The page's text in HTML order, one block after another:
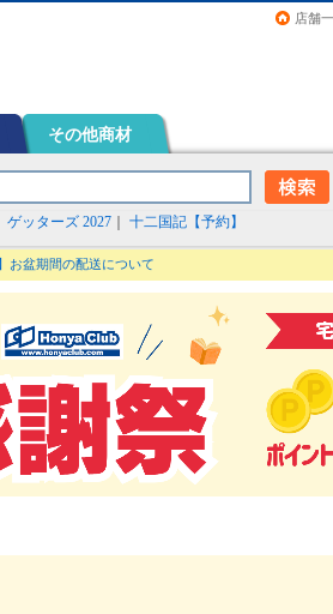
店舗
その他商材
ゲッターズ 2027 十二国記【予約】
お盆期間の配送について